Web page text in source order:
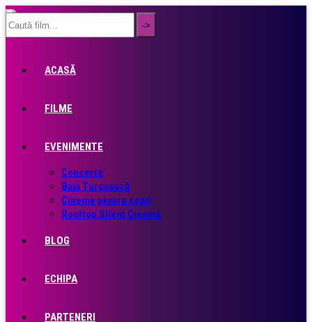
ACASĂ
FILME
EVENIMENTE
Concerte
Baia Turcească
Cinema pentru copii
Rooftop Silent Cinema
BLOG
ECHIPA
PARTENERI